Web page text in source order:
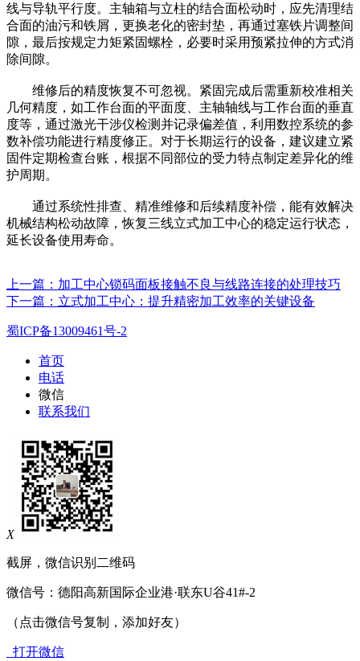
线与导轨平行度。主轴箱与立柱的结合面松动时，应先清理结
合面的油污和铁屑，更换老化的密封垫，再通过塞铁片调整间
隙，最后按规定力矩紧固螺栓，必要时采用预紧拉伸的方式消
除间隙。
维修后的精度恢复不可忽视。紧固完成后需重新校准相关
几何精度，如工作台面的平面度、主轴轴线与工作台面的垂直
度等，通过激光干涉仪检测并记录偏差值，利用数控系统的参
数补偿功能进行精度修正。对于长期运行的设备，建议建立紧
固件定期检查台账，根据不同部位的受力特点制定差异化的维
护周期。
通过系统性排查、精准维修和后续精度补偿，能有效解决
机械结构松动故障，恢复三线立式加工中心的稳定运行状态，
延长设备使用寿命。
上一篇：加工中心锁码面板接触不良与线路连接的处理技巧
下一篇：立式加工中心：提升精密加工效率的关键设备
蜀ICP备13009461号-2
首页
电话
微信
联系我们
X
截屏，微信识别二维码
微信号： 德阳高新国际企业港·联东U谷41#-2
（点击微信号复制，添加好友）
打开微信